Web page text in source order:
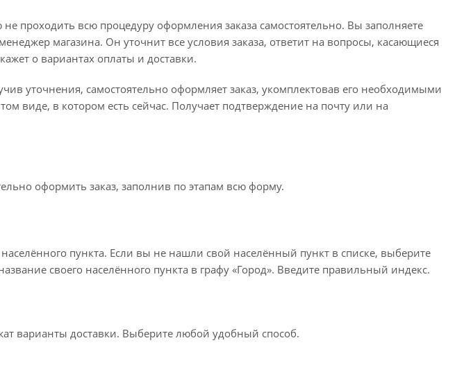
проходить всю процедуру оформления заказа самостоятельно. Вы заполняете
магазина. Он уточнит все условия заказа, ответит на вопросы, касающиеся
о вариантах оплаты и доставки.
уточнения, самостоятельно оформляет заказ, укомплектовав его необходимыми
виде, в котором есть сейчас. Получает подтверждение на почту или на
оформить заказ, заполнив по этапам всю форму.
пункта. Если вы не нашли свой населённый пункт в списке, выберите
своего населённого пункта в графу «Город». Введите правильный индекс.
варианты доставки. Выберите любой удобный способ.